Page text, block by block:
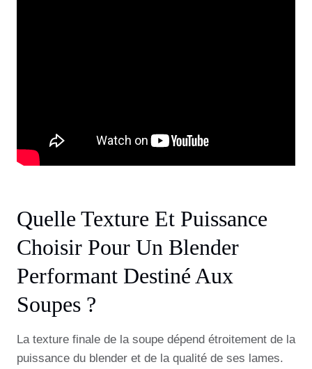
Quelle Texture Et Puissance
Choisir Pour Un Blender
Performant Destiné Aux
Soupes ?
La texture finale de la soupe dépend étroitement de la
puissance du blender et de la qualité de ses lames.